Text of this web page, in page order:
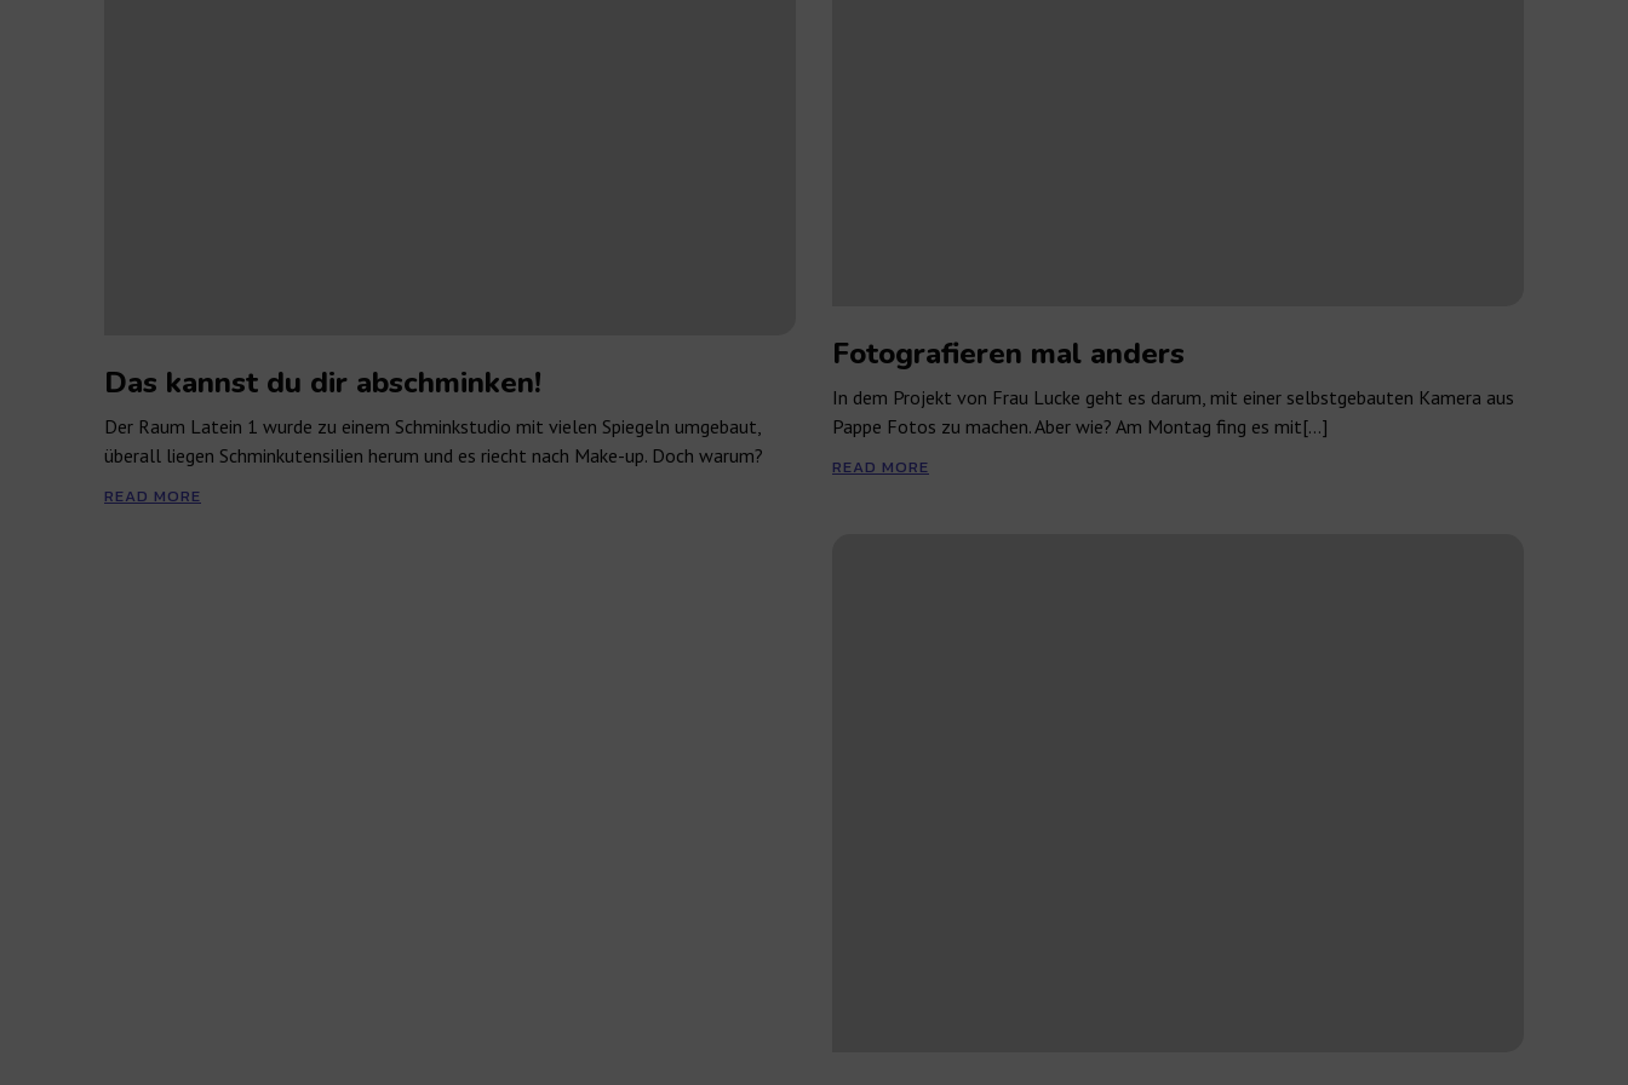
Fotografieren mal anders
In dem Projekt von Frau Lucke geht es darum, mit einer selbstgebauten Kamera aus
Pappe Fotos zu machen. Aber wie? Am Montag fing es mit[…]
READ MORE
Das kannst du dir abschminken!
Der Raum Latein 1 wurde zu einem Schminkstudio mit vielen Spiegeln umgebaut,
überall liegen Schminkutensilien herum und es riecht nach Make-up. Doch warum?
READ MORE